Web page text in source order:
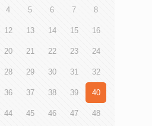
4 5 6 7 8
12 13 14 15 16
20 21 22 23 24
28 29 30 31 32
36 37 38 39 40
44 45 46 47 48